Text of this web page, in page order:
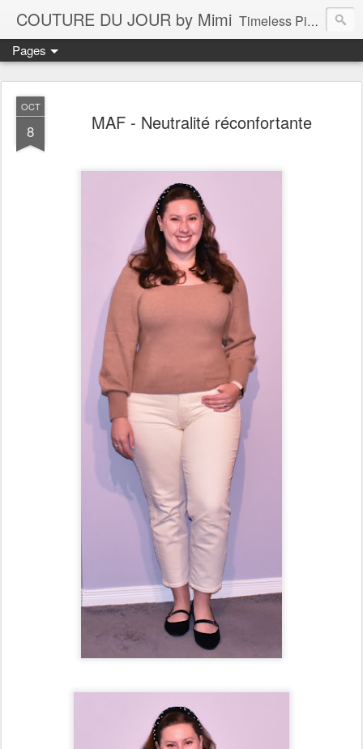
COUTURE DU JOUR by Mimi Timeless Pieces - A Reflection of Lasting Fashion
Pages
OCT
8 MAF - Neutralité réconfortante